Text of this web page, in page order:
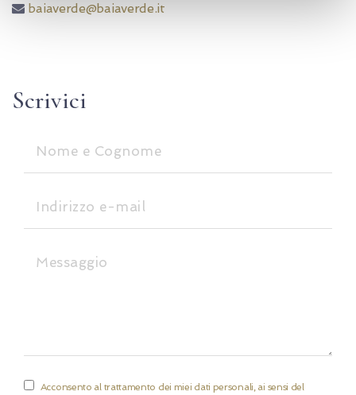
baiaverde@baiaverde.it
Scrivici
Acconsento al trattamento dei miei dati personali, ai sensi del